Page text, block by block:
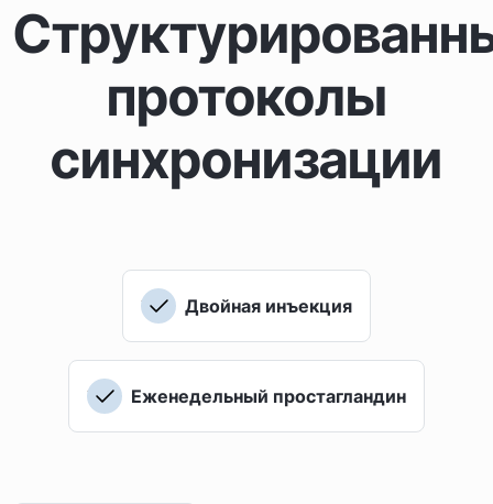
протоколы
синхронизации
Двойная инъекция
Еженедельный простагландин